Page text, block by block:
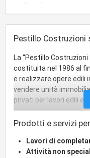
Pestillo Costruzioni
La “Pestillo Costruzioni
costituita nel 1986 al
e realizzare opere edili
vendere unità
privati per lavori edili e
Prodotti e servizi
Lavori di
Attività non